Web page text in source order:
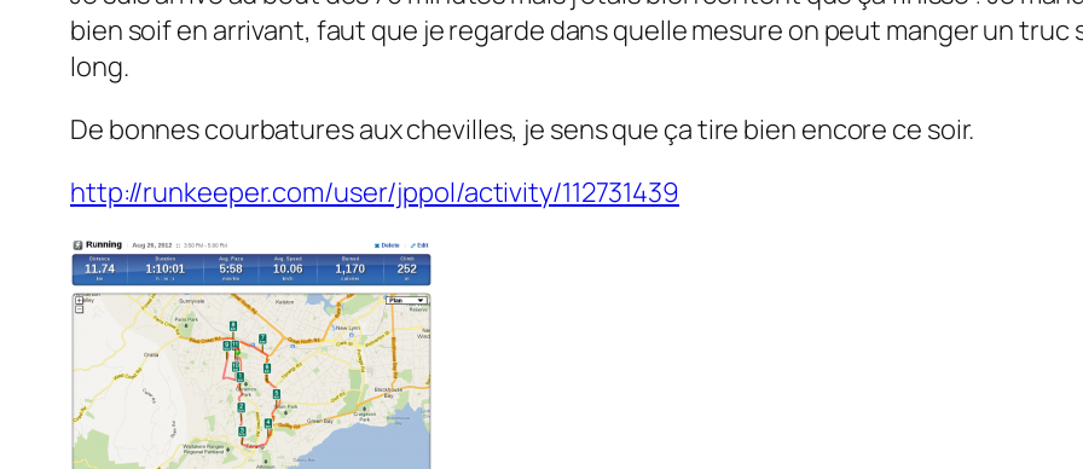
bien soif en arrivant, faut que je regarde dans quelle mesure on peut manger un
long.
De bonnes courbatures aux chevilles, je sens que ça tire bien encore ce soir.
http://runkeeper.com/user/jppol/activity/112731439